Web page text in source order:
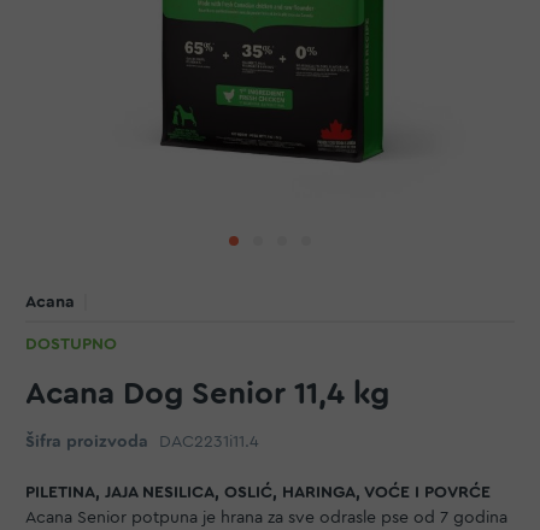
Acana
DOSTUPNO
Acana Dog Senior 11,4 kg
Šifra proizvoda DAC2231i11.4
PILETINA, JAJA NESILICA, OSLIĆ, HARINGA, VOĆE I POVRĆE
Acana Senior potpuna je hrana za sve odrasle pse od 7 godina